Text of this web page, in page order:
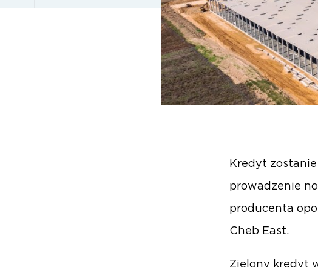
Kredyt
prowadzenie
producenta
Cheb East.
Zielony kredyt